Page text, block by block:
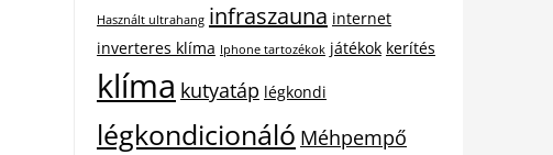
Használt ultrahang infraszauna internet
inverteres klíma Iphone tartozékok játékok kerítés
klíma kutyatáp légkondi
légkondicionáló Méhpempő